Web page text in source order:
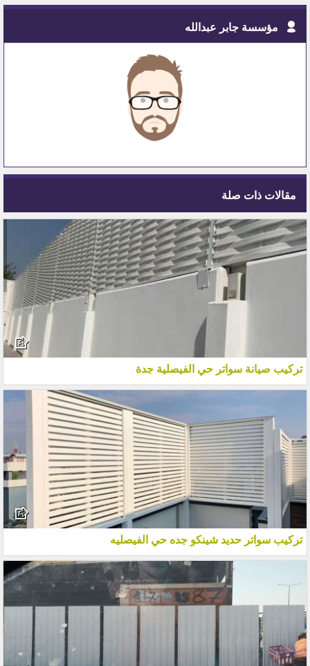
مؤسسة جابر عبدالله
مقالات ذات صلة
تركيب صيانة سواتر حي الفيصلية جدة
تركيب سواتر حديد شينكو جده حي الفيصليه